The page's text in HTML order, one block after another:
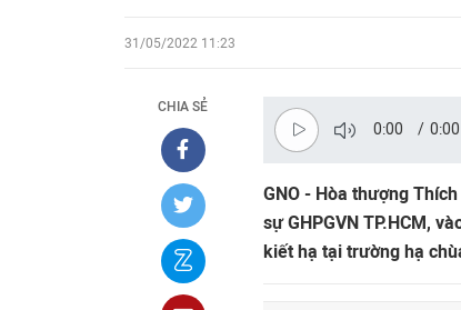
31/05/2022 11:23
CHIA SẺ
0:00 / 0:00
GNO - Hòa thượng
sự GHPGVN TP.HCM,
kiết hạ tại trường hạ